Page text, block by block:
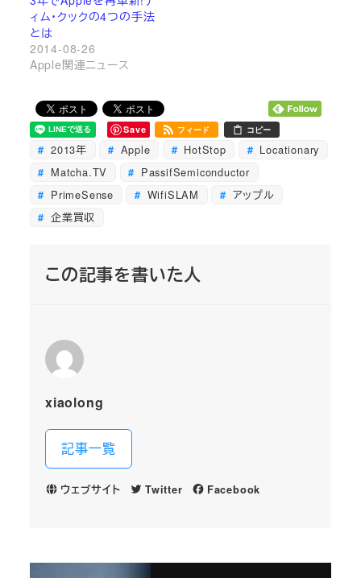
ィム・クックの4つの手法
とは
2014-08-26
Apple関連ニュース
Save フィード コピー
2013年 Apple HotStop
Locationary
Matcha.TV
PassifSemiconductor
PrimeSense
WifiSLAM
アップル
企業買収
この記事を書いた人
xiaolong
記事一覧
ウェブサイト Twitter Facebook